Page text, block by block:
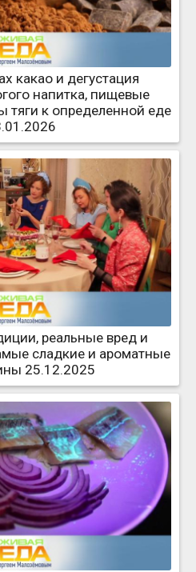
какао и дегустация
напитка, пищевые
тяги к определенной еде
реальные вред и
сладкие и ароматные
25.12.2025